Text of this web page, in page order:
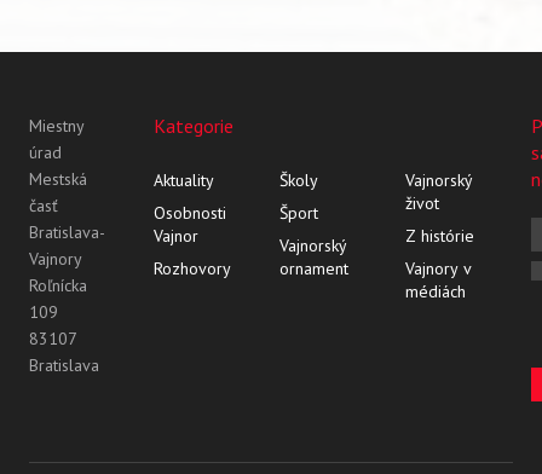
Miestny
úrad
Mestská
časť
Bratislava-
Vajnory
Roľnícka
109
83107
Bratislava
Kategorie
Aktuality
Osobnosti
Vajnor
Rozhovory
Školy
Šport
Vajnorský
ornament
Vajnorský
život
Z histórie
Vajnory v
médiách